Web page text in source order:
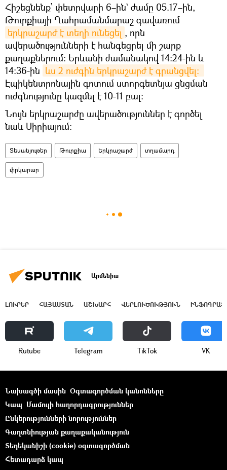
Հիշեցնենք՝ փետրվարի 6–ին` ժամը 05.17–ին,
Թուրքիայի Ղահրամանմարաշ գավառում
երկրաշարժ է տեղի ունեցել , որն
ավերածությունների է հանգեցրել մի շարք
քաղաքներում։ Երևանի ժամանակով 14։24-ին և
14։36-ին
Էպիկենտրոնային գոտում ստորգետնյա ցնցման
ուժգնությունը կազմել է 10-11 բալ:
Նույն երկրաշարժը ավերածություններ է գործել
նաև Սիրիայում։
Տեսանյութեր Թուրքիա Երկրաշարժ տղամարդ
փրկարար
Արմենիա
ԼՈՒՐԵՐ ՀԱՅԱՍՏԱՆ ԱՇԽԱՐՀ ՎԵՐԼՈՒԾՈՒԹՅՈՒՆ
Rutube Telegram ТikТоk VK
Նախագծի մասին Օգտագործման կանոնները
Կապ Մամուլի հաղորդագրություններ
Ընկերությունների նորություններ
Գաղտնիության քաղաքականություն
Տեղեկանիշի (cookie) օգտագործման
Հետադարձ կապ